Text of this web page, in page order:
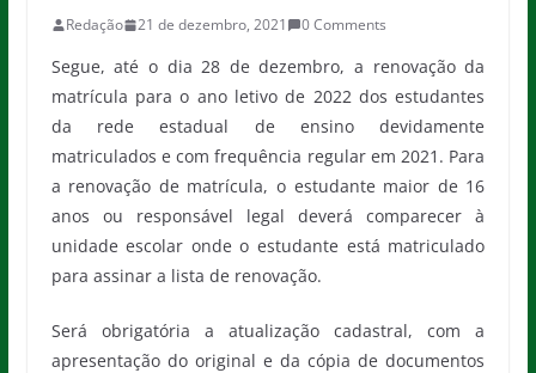
Redação 21 de dezembro, 2021 0 Comments
Segue, até o dia 28 de dezembro, a renovação da
matrícula para o ano letivo de 2022 dos estudantes
da rede estadual de ensino devidamente
matriculados e com frequência regular em 2021. Para
a renovação de matrícula, o estudante maior de 16
anos ou responsável legal deverá comparecer à
unidade escolar onde o estudante está matriculado
para assinar a lista de renovação.
Será obrigatória a atualização cadastral, com a
apresentação do original e da cópia de documentos